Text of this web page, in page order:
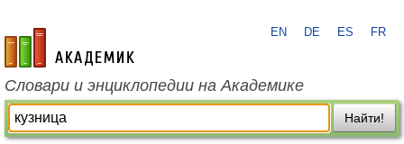
academic.ru
EN DE ES FR
Словари и энциклопедии на Академике
Найти!